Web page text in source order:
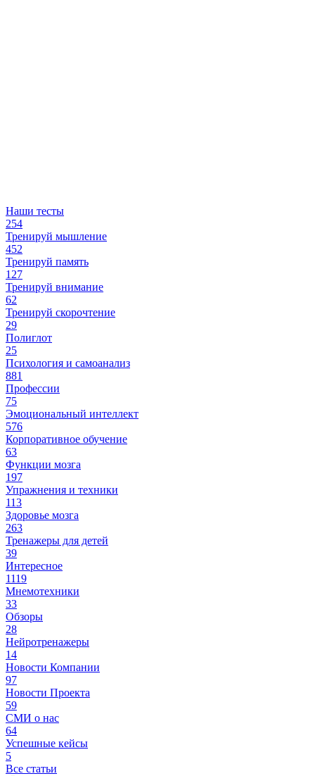
Наши тесты
254
Тренируй мышление
452
Тренируй память
127
Тренируй внимание
62
Тренируй скорочтение
29
Полиглот
25
Психология и самоанализ
881
Профессии
75
Эмоциональный интеллект
576
Корпоративное обучение
63
Функции мозга
197
Упражнения и техники
113
Здоровье мозга
263
Тренажеры для детей
39
Интересное
1119
Мнемотехники
33
Обзоры
28
Нейротренажеры
14
Новости Компании
97
Новости Проекта
59
СМИ о нас
64
Успешные кейсы
5
Все статьи